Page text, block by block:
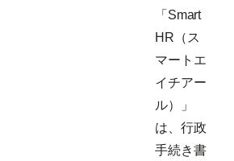
「Smart
HR（ス
マートエ
イチアー
ル）」
は、行政
手続き書